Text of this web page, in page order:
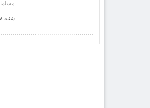
شنبه ۱۸ آبان ۱۳۹۲